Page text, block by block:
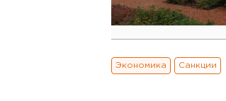
Экономика Санкции